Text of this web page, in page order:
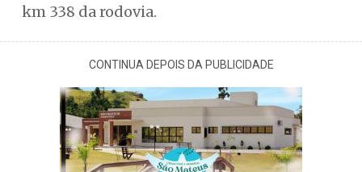
km 338 da rodovia.
CONTINUA DEPOIS DA PUBLICIDADE